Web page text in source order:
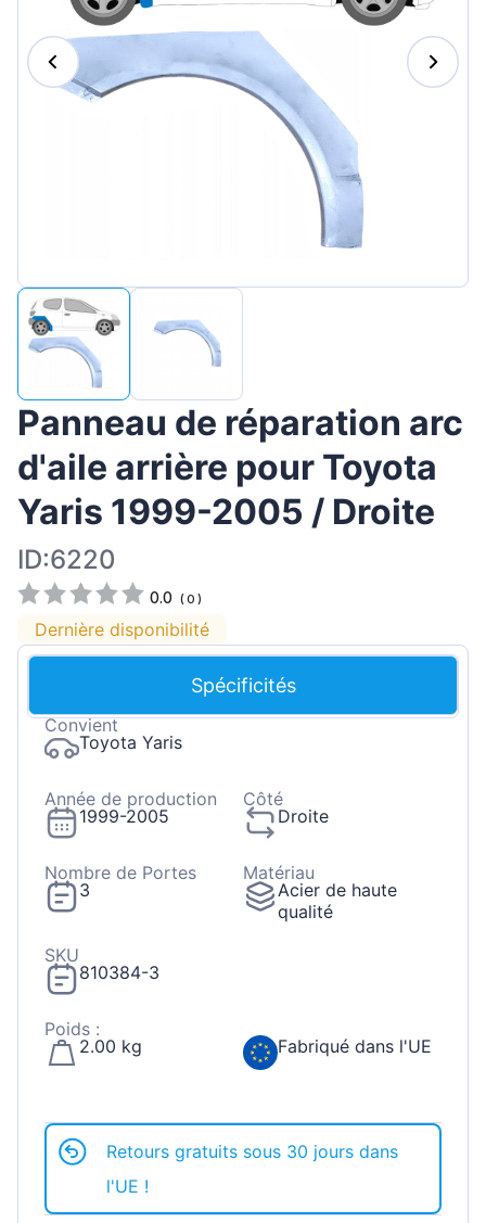
Magyar
Lietuvių
Hrvatski
Português
Slovenian
Panneau de réparation arc
d'aile arrière pour Toyota
Yaris 1999-2005 / Droite
ID:6220
0.0 (0 )
Dernière disponibilité
Spécificités
Convient
Toyota Yaris
Année de production
1999-2005
Côté
Droite
Nombre de Portes
3
Matériau
Acier de haute
qualité
SKU
810384-3
Poids :
2.00 kg
Fabriqué dans l'UE
Retours gratuits sous 30 jours dans
l'UE !